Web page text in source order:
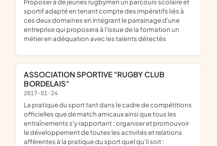
proposer à de jeunes rugbymen un parcours scolaire et
sportif adapté en tenant compte des impératifs liés à
ces deux domaines en intégrant le parrainage d'une
entreprise qui proposera à l'issue de la formation un
métier en adéquation avec les talents détectés
ASSOCIATION SPORTIVE "RUGBY CLUB
BORDELAIS"
2017-01-24
la pratique du sport tant dans le cadre de compétitions
officielles que de match amicaux ainsi que tous les
entraînements s'y rapportant ; organiser et promouvoir
le développement de toutes les activités et relations
afférentes à la pratique du sport quel qu'il soit :